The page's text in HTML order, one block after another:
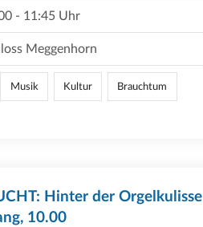
- 11:45 Uhr
Meggenhorn
Musik Kultur Brauchtum
Hinter der Orgelkulisse
10.00